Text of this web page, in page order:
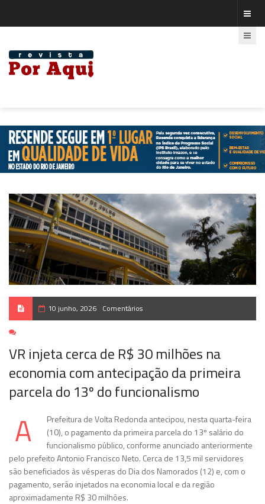
10 junho, 2026 Comentários
VR injeta cerca de R$ 30 milhões na
economia com antecipação da primeira
parcela do 13º do funcionalismo
A
Prefeitura de Volta Redonda antecipou, nesta quarta-feira
(10), o pagamento da primeira parcela do 13º salário do
funcionalismo público, conforme anunciado anteriormente
pelo prefeito Antonio Francisco Neto. Cerca de 13,5 mil servidores
são beneficiados às vésperas do Dia dos Namorados (12) e, com o
pagamento, serão injetados na economia local e da região
aproximadamente R$ 30 milhões.